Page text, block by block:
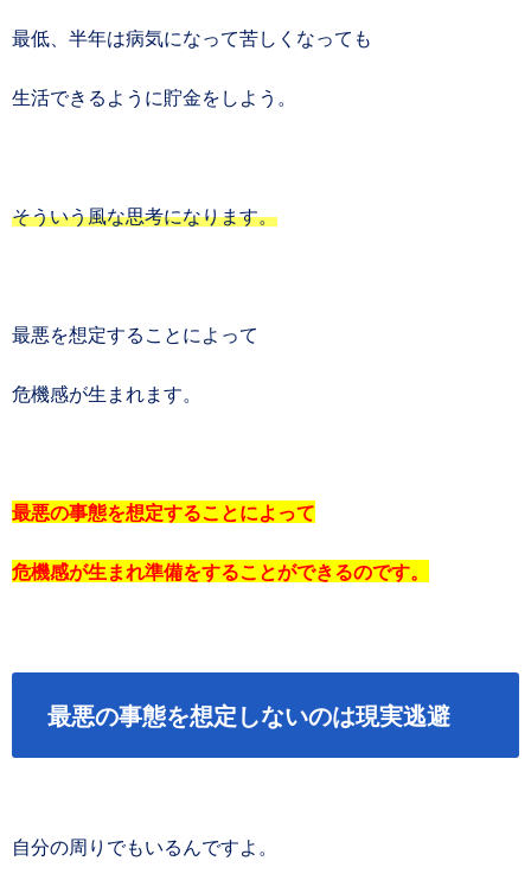
最低、半年は病気になって苦しくなっても
生活できるように貯金をしよう。
そういう風な思考になります。
最悪を想定することによって
危機感が生まれます。
最悪の事態を想定することによって
危機感が生まれ準備をすることができるのです。
最悪の事態を想定しないのは現実逃避
自分の周りでもいるんですよ。